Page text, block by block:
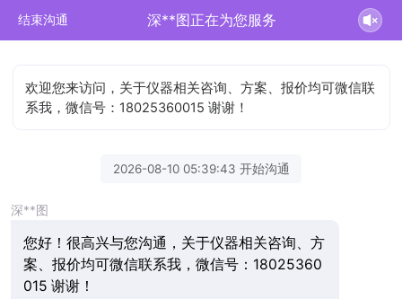
结束沟通 深**图正在为您服务
欢迎您来访问，关于仪器相关咨询、方案、报价均可微信联
系我，微信号：18025360015 谢谢！
2026-08-10 05:39:43 开始沟通
深**图
您好！很高兴与您沟通，关于仪器相关咨询、方
案、报价均可微信联系我，微信号：18025360
015 谢谢！